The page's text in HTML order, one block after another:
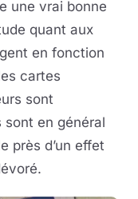
une vrai bonne
quant aux
en fonction
cartes
sont
en général
près d’un effet